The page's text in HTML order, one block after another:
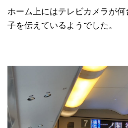
ホーム上にはテレビカメラが
子を伝えているようでした。